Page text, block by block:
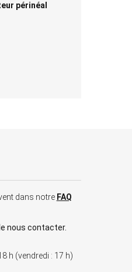
périnéal
dans notre FAQ
nous contacter.
h (vendredi : 17 h)